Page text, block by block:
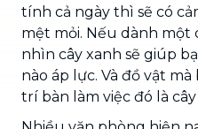
tính cả ngày thì sẽ có
mệt mỏi. Nếu dành
nhìn cây xanh sẽ giúp
nào áp lực. Và đồ vật
trí bàn làm việc đó là